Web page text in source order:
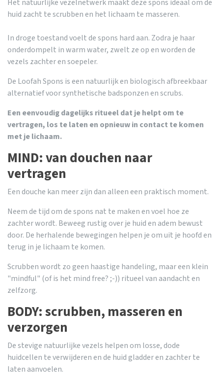
Het natuurlijke vezelnetwerk maakt deze spons ideaal om de
huid zacht te scrubben en het lichaam te masseren.
In droge toestand voelt de spons hard aan. Zodra je haar
onderdompelt in warm water, zwelt ze op en worden de
vezels zachter en soepeler.
De Loofah Spons is een natuurlijk en biologisch afbreekbaar
alternatief voor synthetische badsponzen en scrubs.
Een eenvoudig dagelijks ritueel dat je helpt om te
vertragen, los te laten en opnieuw in contact te komen
met je lichaam.
MIND: van douchen naar
vertragen
Een douche kan meer zijn dan alleen een praktisch moment.
Neem de tijd om de spons nat te maken en voel hoe ze
zachter wordt. Beweeg rustig over je huid en adem bewust
door. De herhalende bewegingen helpen je om uit je hoofd en
terug in je lichaam te komen.
Scrubben wordt zo geen haastige handeling, maar een klein
"mindful" (of is het mind free? ;-)) ritueel van aandacht en
zelfzorg.
BODY: scrubben, masseren en
verzorgen
De stevige natuurlijke vezels helpen om losse, dode
huidcellen te verwijderen en de huid gladder en zachter te
laten aanvoelen.